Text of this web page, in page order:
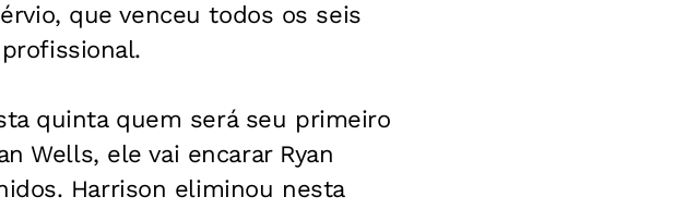
que venceu todos os seis
quinta quem será seu primeiro
Wells, ele vai encarar Ryan
Harrison eliminou nesta